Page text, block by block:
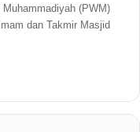
(PWM)
dan Takmir Masjid